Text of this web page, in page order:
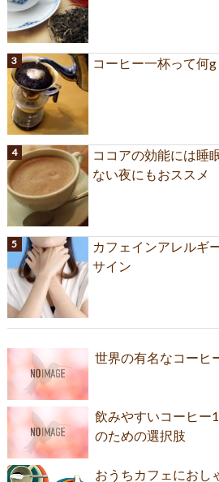
コーヒー一杯って何g
ココアの効能には睡
ない夜にもおススメ
カフェインアレルギ
サイン
世界の有名なコーヒ
飲みやすいコーヒー
のための選択肢
おうちカフェにおし